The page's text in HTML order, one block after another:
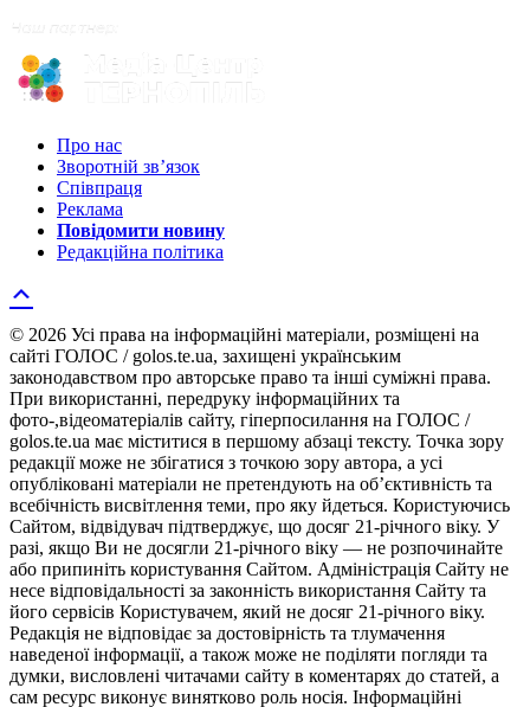
Про нас
Зворотній зв’язок
Співпраця
Реклама
Повідомити новину
Редакційна політика
© 2026 Усі права на інформаційні матеріали, розміщені на
сайті ГОЛОС / golos.te.ua, захищені українським
законодавством про авторське право та інші суміжні права.
При використанні, передруку інформаційних та
фото-,відеоматеріалів сайту, гіперпосилання на ГОЛОС /
golos.te.ua має міститися в першому абзаці тексту. Точка зору
редакції може не збігатися з точкою зору автора, а усі
опубліковані матеріали не претендують на об’єктивність та
всебічність висвітлення теми, про яку йдеться. Користуючись
Сайтом, відвідувач підтверджує, що досяг 21-річного віку. У
разі, якщо Ви не досягли 21-річного віку — не розпочинайте
або припиніть користування Сайтом. Адміністрація Сайту не
несе відповідальності за законність використання Сайту та
його сервісів Користувачем, який не досяг 21-річного віку.
Редакція не відповідає за достовірність та тлумачення
наведеної інформації, а також може не поділяти погляди та
думки, висловлені читачами сайту в коментарях до статей, а
сам ресурс виконує винятково роль носія. Інформаційні